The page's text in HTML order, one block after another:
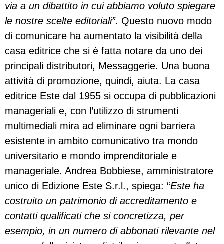
via a un dibattito in cui abbiamo voluto spiegare
le nostre scelte editoriali”. Questo nuovo modo
di comunicare ha aumentato la visibilità della
casa editrice che si è fatta notare da uno dei
principali distributori, Messaggerie. Una buona
attività di promozione, quindi, aiuta. La casa
editrice Este dal 1955 si occupa di pubblicazioni
manageriali e, con l’utilizzo di strumenti
multimediali mira ad eliminare ogni barriera
esistente in ambito comunicativo tra mondo
universitario e mondo imprenditoriale e
manageriale. Andrea Bobbiese, amministratore
unico di Edizione Este S.r.l., spiega: “Este ha
costruito un patrimonio di accreditamento e
contatti qualificati che si concretizza, per
esempio, in un numero di abbonati rilevante nel